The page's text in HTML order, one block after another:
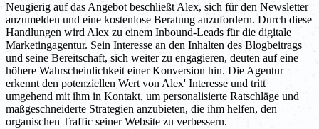
Neugierig auf das Angebot beschließt Alex, sich für den Newsletter
anzumelden und eine kostenlose Beratung anzufordern. Durch diese
Handlungen wird Alex zu einem Inbound-Leads für die digitale
Marketingagentur. Sein Interesse an den Inhalten des Blogbeitrags
und seine Bereitschaft, sich weiter zu engagieren, deuten auf eine
höhere Wahrscheinlichkeit einer Konversion hin. Die Agentur
erkennt den potenziellen Wert von Alex' Interesse und tritt
umgehend mit ihm in Kontakt, um personalisierte Ratschläge und
maßgeschneiderte Strategien anzubieten, die ihm helfen, den
organischen Traffic seiner Website zu verbessern.